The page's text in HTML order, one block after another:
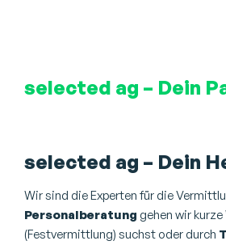
selected ag – Dein
selected ag – Dein
Wir sind die Experten für die
Personalberatung gehen wir
(Festvermittlung) suchst oder durch